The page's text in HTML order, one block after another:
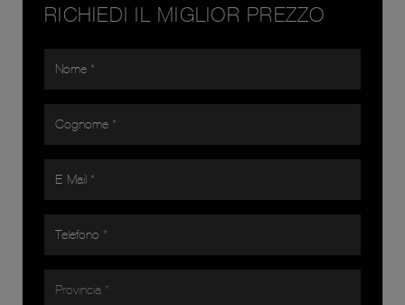
RICHIEDI IL MIGLIOR PREZZO